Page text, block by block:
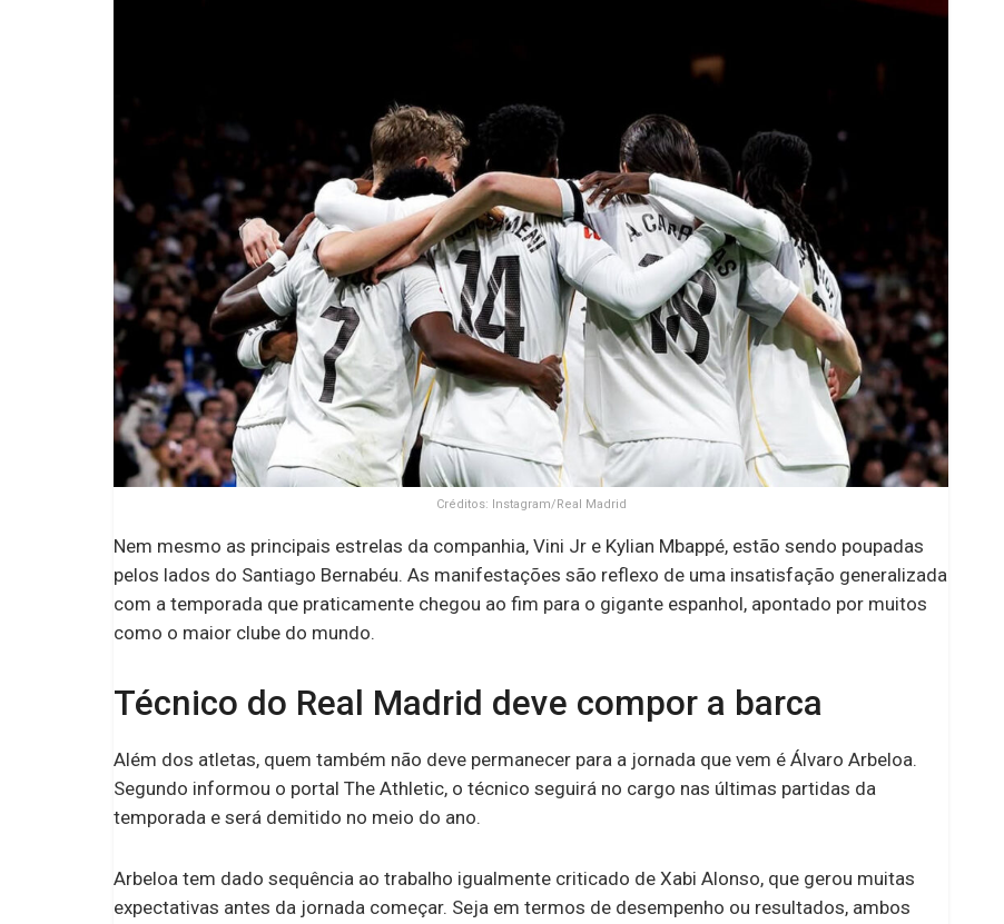
Créditos: Instagram/Real Madrid
Nem mesmo as principais estrelas da companhia, Vini Jr e Kylian Mbappé, estão sendo poupadas
pelos lados do Santiago Bernabéu. As manifestações são reflexo de uma insatisfação generalizada
com a temporada que praticamente chegou ao fim para o gigante espanhol, apontado por muitos
como o maior clube do mundo.
Técnico do Real Madrid deve compor a barca
Além dos atletas, quem também não deve permanecer para a jornada que vem é Álvaro Arbeloa.
Segundo informou o portal The Athletic, o técnico seguirá no cargo nas últimas partidas da
temporada e será demitido no meio do ano.
Arbeloa tem dado sequência ao trabalho igualmente criticado de Xabi Alonso, que gerou muitas
expectativas antes da jornada começar. Seja em termos de desempenho ou resultados, ambos